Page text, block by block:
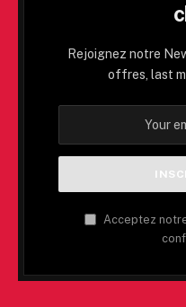
Rejoignez notre
offres, last
Acceptez